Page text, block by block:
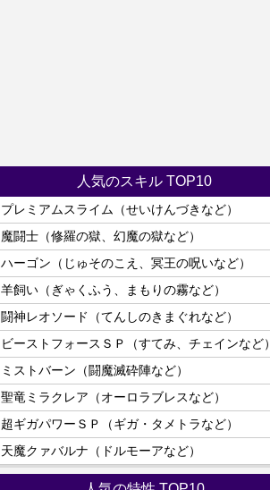
人気のスキル TOP10
プレミアムスライム（せいけんづきなど）
魔闘士（修羅の獄、幻魔の獄など）
ハーゴン（じゅそのこえ、冥王の呪いなど）
羊飼い（ぎゃくふう、まもりの霧など）
闘神レオソード（てんしのきまぐれなど）
ビーストフォースＳＰ（すてみ、チェインなど）
ミストバーン（闘魔滅砕陣など）
聖竜ミラクレア（オーロラブレスなど）
超ギガパワーＳＰ（ギガ・タメトラなど）
天魔クァバルナ（ドルモーアなど）